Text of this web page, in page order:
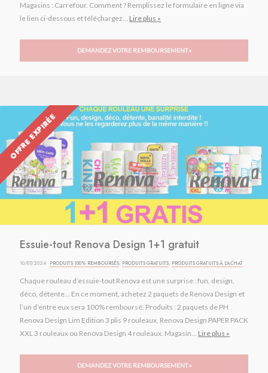
Magasins : Carrefour. Comment ? Remplissez le formulaire en ligne via
le lien ci-dessous et téléchargez... Lire plus »
DEMANDEZ VOTRE REMBOURSEMENT »
OFFRE EXPIRÉE
Essuie-tout Renova Design 1+1 gratuit
10/07/2024 · PRODUITS 100% REMBOURSÉS, PRODUITS GRATUITS, PRODUITS GRATUITS À L'ACHAT
Chaque rouleau d’essuie-tout Renova est une surprise : fun, design,
déco, détente… En ce moment, achetez 2 paquets de Renova Design et
l’un d’entre eux sera 100% remboursé. Produits : 2 paquets de PH
Renova Design Lim Edition 3 plis 9 rouleaux, Renova Design PAPER PACK
XXL 3 rouleaux ou Renova Design 4 rouleaux. Magasin... Lire plus »
DEMANDEZ VOTRE REMBOURSEMENT »